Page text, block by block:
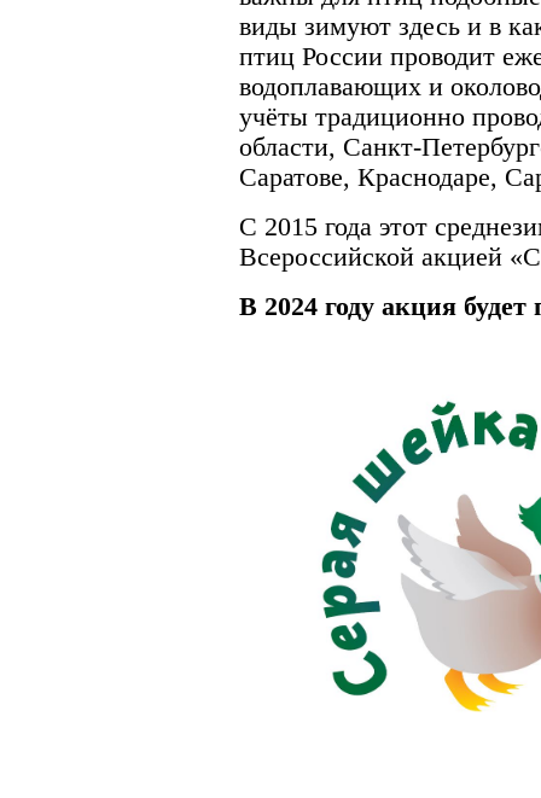
виды зимуют здесь и в
птиц России проводит
водоплавающих и
учёты традиционно
области, Санкт-
Саратове, Краснодаре,
С 2015 года этот
Всероссийской акцией
В 2024 году акция